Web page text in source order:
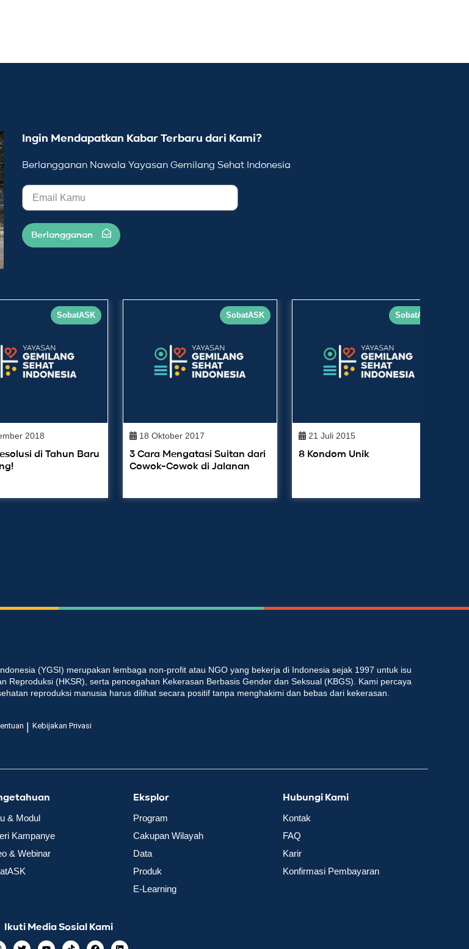
Ingin Mendapatkan Kabar Terbaru dari Kami?
Berlangganan Nawala Yayasan Gemilang Sehat Indonesia
Berlangganan
SobatASK
2018
di Tahun Baru
SobatASK
18 Oktober 2017
3 Cara Mengatasi Suitan dari
Cowok-Cowok di Jalanan
SobatASK
21 Juli 2015
8 Kondom Unik
(YGSI) merupakan lembaga non-profit atau NGO yang bekerja di Indonesia sejak 1997 untuk isu
Reproduksi (HKSR), serta pencegahan Kekerasan Berbasis Gender dan Seksual (KBGS). Kami percaya
reproduksi manusia harus dilihat secara positif tanpa menghakimi dan bebas dari kekerasan.
|Kebijakan Privasi
& Modul
Kampanye
& Webinar
Eksplor
Program
Cakupan Wilayah
Data
Produk
E-Learning
Hubungi Kami
Kontak
FAQ
Karir
Konfirmasi Pembayaran
Ikuti Media Sosial Kami